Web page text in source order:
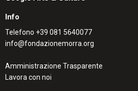
Info
Telefono +39 081 5640077
info@fondazionemorra.org
Amministrazione Trasparente
Lavora con noi